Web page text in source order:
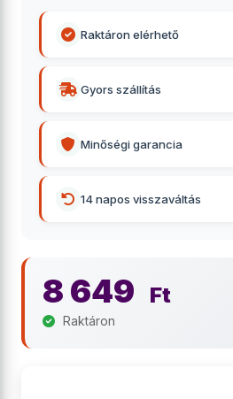
Raktáron elérhető
Gyors szállítás
Minőségi garancia
14 napos visszaváltás
8 649 Ft
Raktáron